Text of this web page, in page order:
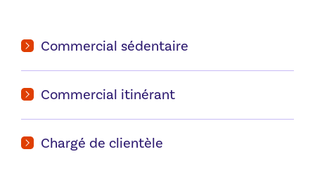
Commercial sédentaire
Commercial itinérant
Chargé de clientèle